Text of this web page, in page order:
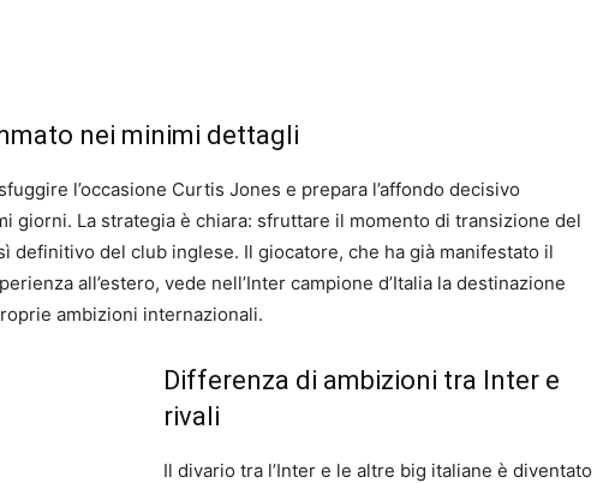
nei minimi dettagli
l’occasione Curtis Jones e prepara l’affondo decisivo
giorni. La strategia è chiara: sfruttare il momento di transizione del
definitivo del club inglese. Il giocatore, che ha già manifestato il
all’estero, vede nell’Inter campione d’Italia la destinazione
ambizioni internazionali.
Differenza di ambizioni tra Inter e
rivali
Il divario tra l’Inter e le altre big italiane è diventato